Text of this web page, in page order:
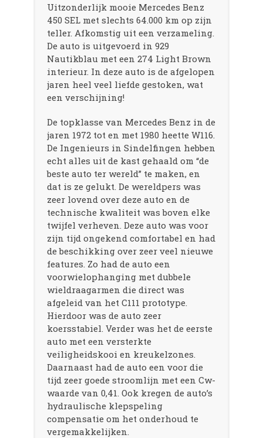
Uitzonderlijk mooie Mercedes Benz
450 SEL met slechts 64.000 km op zijn
teller. Afkomstig uit een verzameling.
De auto is uitgevoerd in 929
Nautikblau met een 274 Light Brown
interieur. In deze auto is de afgelopen
jaren heel veel liefde gestoken, wat
een verschijning!
De topklasse van Mercedes Benz in de
jaren 1972 tot en met 1980 heette W116.
De Ingenieurs in Sindelfingen hebben
echt alles uit de kast gehaald om “de
beste auto ter wereld” te maken, en
dat is ze gelukt. De wereldpers was
zeer lovend over deze auto en de
technische kwaliteit was boven elke
twijfel verheven. Deze auto was voor
zijn tijd ongekend comfortabel en had
de beschikking over zeer veel nieuwe
features. Zo had de auto een
voorwielophanging met dubbele
wieldraagarmen die direct was
afgeleid van het C111 prototype.
Hierdoor was de auto zeer
koersstabiel. Verder was het de eerste
auto met een versterkte
veiligheidskooi en kreukelzones.
Daarnaast had de auto een voor die
tijd zeer goede stroomlijn met een Cw-
waarde van 0,41. Ook kregen de auto’s
hydraulische klepspeling
compensatie om het onderhoud te
vergemakkelijken.